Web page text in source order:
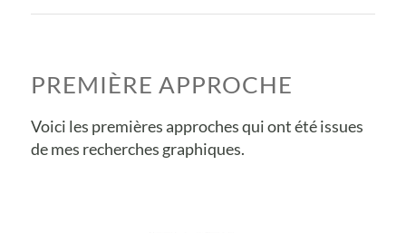
PREMIÈRE APPROCHE
Voici les premières approches qui ont été issues
de mes recherches graphiques.